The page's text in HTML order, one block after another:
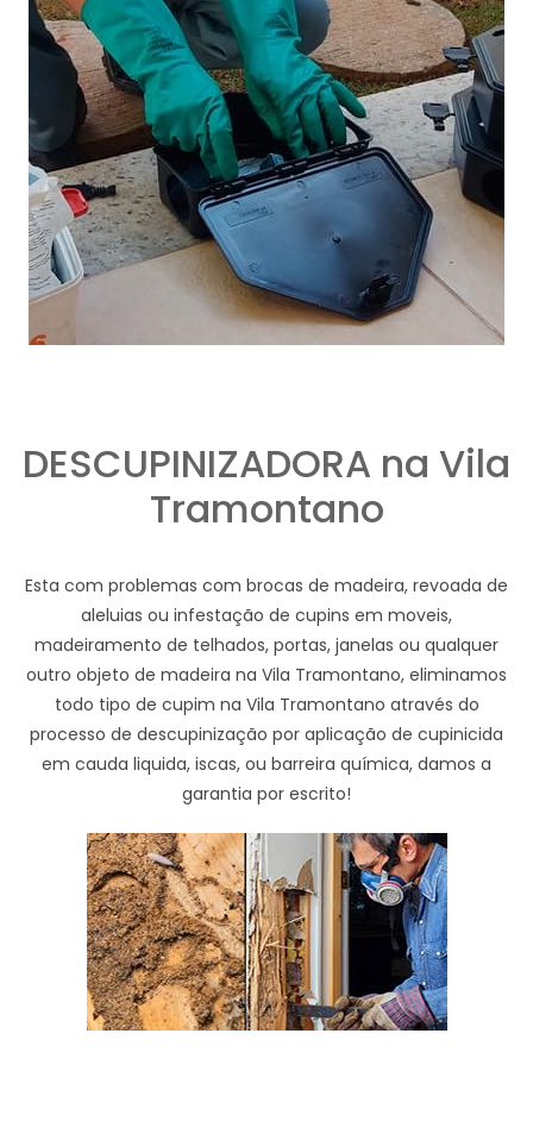
DESCUPINIZADORA na Vila
Tramontano
Esta com problemas com brocas de madeira, revoada de
aleluias ou infestação de cupins em moveis,
madeiramento de telhados, portas, janelas ou qualquer
outro objeto de madeira na Vila Tramontano, eliminamos
todo tipo de cupim na Vila Tramontano através do
processo de descupinização por aplicação de cupinicida
em cauda liquida, iscas, ou barreira química, damos a
garantia por escrito!